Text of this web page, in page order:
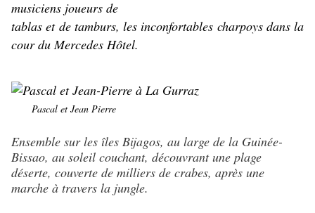
musiciens joueurs de
tablas et de tamburs, les inconfortables charpoys dans la
cour du Mercedes Hôtel.
Pascal et Jean Pierre
Ensemble sur les îles Bijagos, au large de la Guinée-
Bissao, au soleil couchant, découvrant une plage
déserte, couverte de milliers de crabes, après une
marche à travers la jungle.